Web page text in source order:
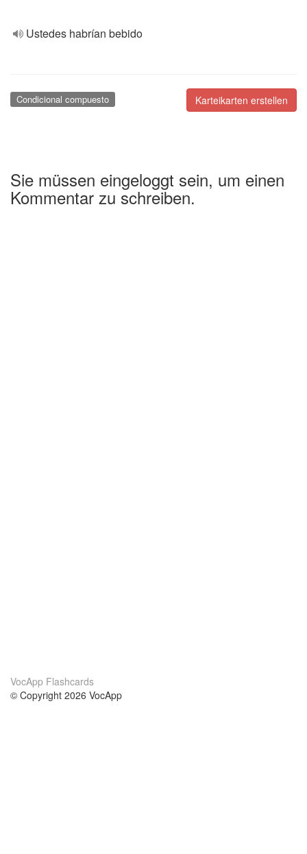
Ustedes habrían bebido
Karteikarten erstellen
Condicional compuesto
Sie müssen eingeloggt sein, um einen
Kommentar zu schreiben.
VocApp Flashcards
© Copyright 2026 VocApp